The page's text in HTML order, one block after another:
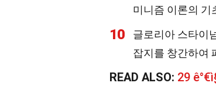
미니즘 이론의 기
10
글로리아 스타이
잡지를 창간하여
READ ALSO: 29